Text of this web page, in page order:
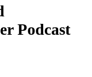
Podcast